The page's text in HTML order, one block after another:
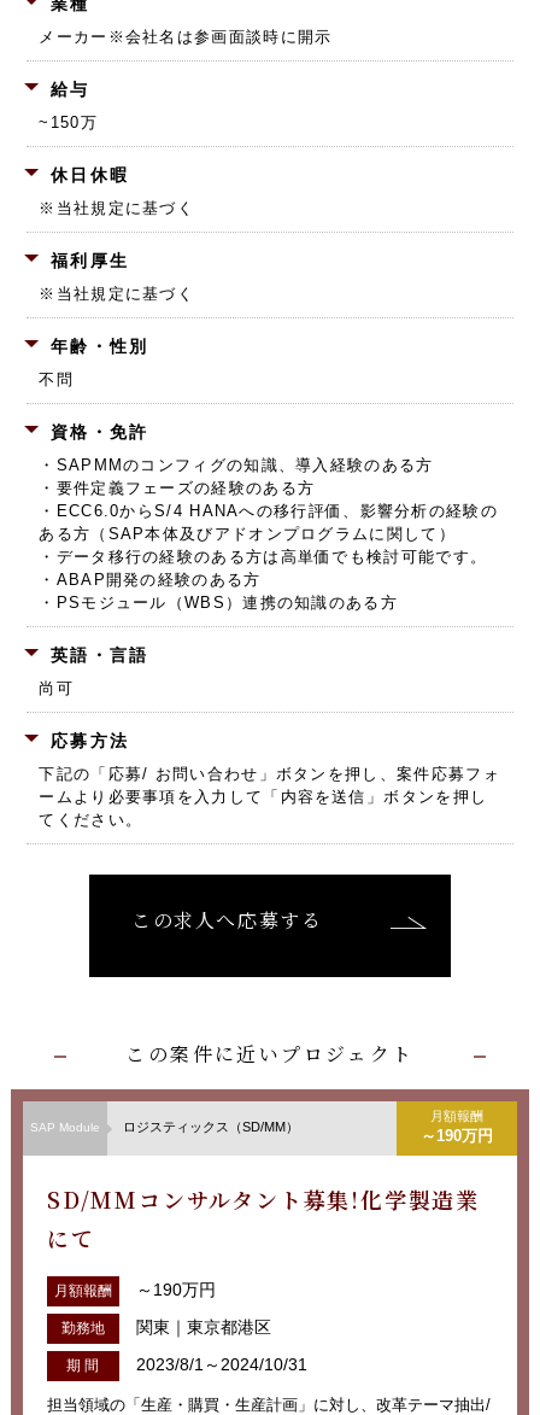
メーカー ※会社名は参画面談時に開示
給与
~150万
休日休暇
※当社規定に基づく
福利厚生
※当社規定に基づく
年齢・性別
不問
資格・免許
・SAPMMのコンフィグの知識、導入経験のある方
・要件定義フェーズの経験のある方
・ECC6.0からS/4 HANAへの移行評価、影響分析の経験の
ある方（SAP本体及びアドオンプログラムに関して）
・データ移行の経験のある方は高単価でも検討可能です。
・ABAP開発の経験のある方
・PSモジュール（WBS）連携の知識のある方
英語・言語
尚可
応募方法
下記の「応募/ お問い合わせ」ボタンを押し、 案件応募フォ
ームより必要事項を入力して「内容を送信」ボタンを押し
てください。
この求人へ応募する
この案件に近いプロジェクト
SAP Module ロジスティックス（SD/MM）
月額報酬
～190万円
SD/MMコンサルタント募集!化学製造業
にて
月額報酬 ～190万円
勤務地 関東｜東京都港区
期 間 2023/8/1～2024/10/31
担当領域の「生産・購買・生産計画」に対し、改革テーマ抽出/